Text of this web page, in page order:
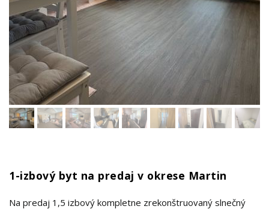
1-izbový byt na predaj v okrese Martin
Na predaj 1,5 izbový kompletne zrekonštruovaný slnečný